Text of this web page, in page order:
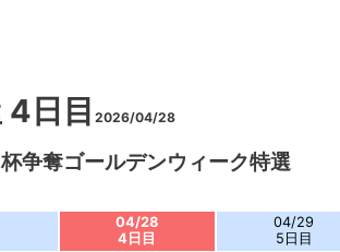
4日目2026/04/28
争奪ゴールデンウィーク特選
04/28
4日目
04/29
5日目